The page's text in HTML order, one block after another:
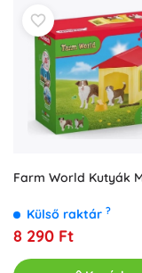
Farm World Kutyák
Külső raktár ?
8 290 Ft